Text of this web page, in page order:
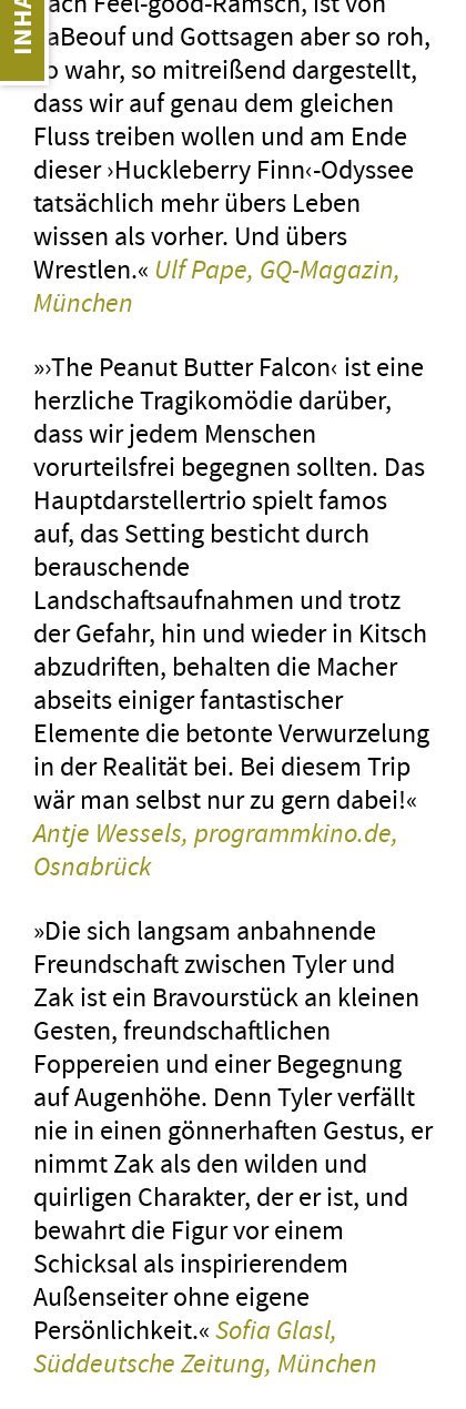
LaBeouf und Gottsagen aber so roh,
so wahr, so mitreißend dargestellt,
dass wir auf genau dem gleichen
Fluss treiben wollen und am Ende
dieser ›Huckleberry Finn‹-Odyssee
tatsächlich mehr übers Leben
wissen als vorher. Und übers
Wrestlen.« Ulf Pape, GQ-Magazin,
München
»›The Peanut Butter Falcon‹ ist eine
herzliche Tragikomödie darüber,
dass wir jedem Menschen
vorurteilsfrei begegnen sollten. Das
Hauptdarstellertrio spielt famos
auf, das Setting besticht durch
berauschende
Landschaftsaufnahmen und trotz
der Gefahr, hin und wieder in Kitsch
abzudriften, behalten die Macher
abseits einiger fantastischer
Elemente die betonte Verwurzelung
in der Realität bei. Bei diesem Trip
wär man selbst nur zu gern dabei!«
Antje Wessels, programmkino.de,
Osnabrück
»Die sich langsam anbahnende
Freundschaft zwischen Tyler und
Zak ist ein Bravourstück an kleinen
Gesten, freundschaftlichen
Foppereien und einer Begegnung
auf Augenhöhe. Denn Tyler verfällt
nie in einen gönnerhaften Gestus, er
nimmt Zak als den wilden und
quirligen Charakter, der er ist, und
bewahrt die Figur vor einem
Schicksal als inspirierendem
Außenseiter ohne eigene
Persönlichkeit.«Sofia Glasl,
Süddeutsche Zeitung, München